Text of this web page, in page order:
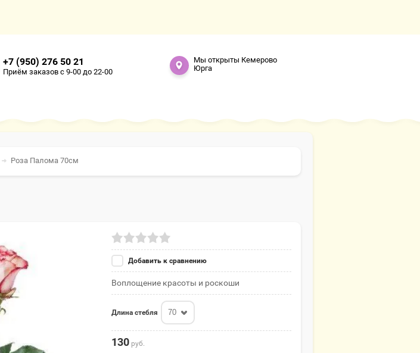
+7 (950) 276 50 21
Приём заказов с 9-00 до 22-00
Мы открыты Кемерово
Юрга
Роза Палома 70см
Добавить к сравнению
Воплощение красоты и роскоши
Длина стебля 70
130 руб.